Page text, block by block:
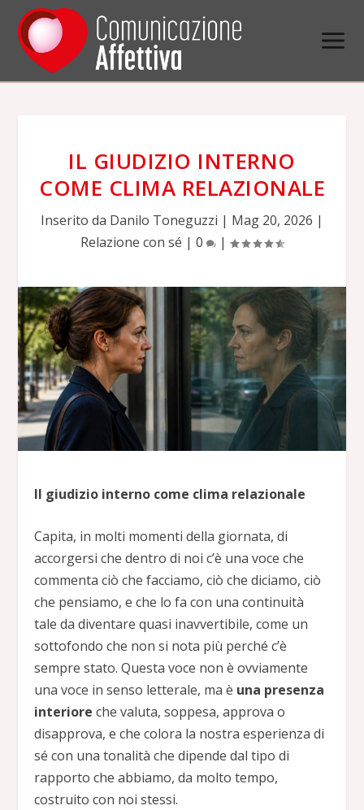
IL GIUDIZIO INTERNO
COME CLIMA RELAZIONALE
Inserito da Danilo Toneguzzi | Mag 20, 2026 |
Relazione con sé | 0 |
Il giudizio interno come clima relazionale
Capita, in molti momenti della giornata, di
accorgersi che dentro di noi c’è una voce che
commenta ciò che facciamo, ciò che diciamo, ciò
che pensiamo, e che lo fa con una continuità
tale da diventare quasi inavvertibile, come un
sottofondo che non si nota più perché c’è
sempre stato. Questa voce non è ovviamente
una voce in senso letterale, ma è una presenza
interiore che valuta, soppesa, approva o
disapprova, e che colora la nostra esperienza di
sé con una tonalità che dipende dal tipo di
rapporto che abbiamo, da molto tempo,
costruito con noi stessi.